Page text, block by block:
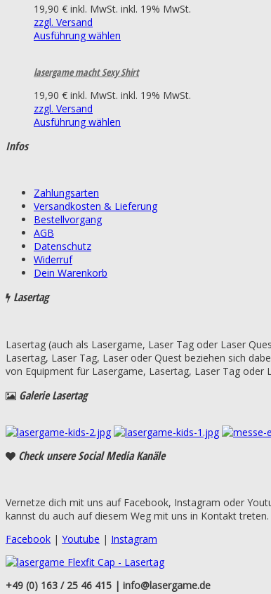
19,90 € inkl. MwSt. inkl. 19% MwSt.
zzgl. Versand
Ausführung wählen
lasergame macht Sexy Shirt
19,90 € inkl. MwSt. inkl. 19% MwSt.
zzgl. Versand
Ausführung wählen
Infos
Zahlungsarten
Versandkosten & Lieferung
Bestellvorgang
AGB
Datenschutz
Widerruf
Dein Warenkorb
Lasertag
Lasertag (auch als Lasergame, Laser Tag oder Laser
Lasertag, Laser Tag, Laser oder Quest beziehen sich
von Equipment für Lasergame, Lasertag, Laser Tag oder
GalerieLasertag
Checkunsere Social Media Kanäle
Vernetze dich mit uns auf Facebook, Instagram oder
kannst du auch auf diesem Weg mit uns in Kontakt treten.
Facebook | Youtube | Instagram
+49 (0) 163 / 25 46 415 | info@lasergame.de